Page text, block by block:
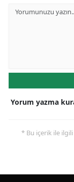
Yorum yazma
* Bu içerik ile